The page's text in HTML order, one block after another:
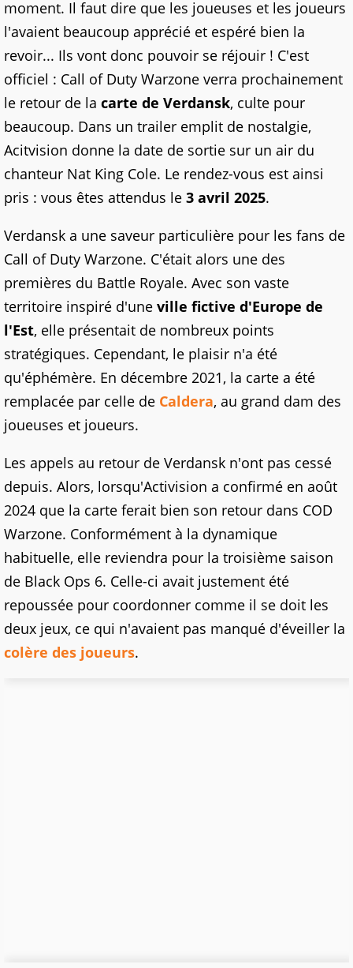
moment. Il faut dire que les joueuses et les joueurs
l'avaient beaucoup apprécié et espéré bien la
revoir... Ils vont donc pouvoir se réjouir ! C'est
officiel : Call of Duty Warzone verra prochainement
le retour de la carte de Verdansk, culte pour
beaucoup. Dans un trailer emplit de nostalgie,
Acitvision donne la date de sortie sur un air du
chanteur Nat King Cole. Le rendez-vous est ainsi
pris : vous êtes attendus le 3 avril 2025.
Verdansk a une saveur particulière pour les fans de
Call of Duty Warzone. C'était alors une des
premières du Battle Royale. Avec son vaste
territoire inspiré d'une ville fictive d'Europe de
l'Est, elle présentait de nombreux points
stratégiques. Cependant, le plaisir n'a été
qu'éphémère. En décembre 2021, la carte a été
remplacée par celle de Caldera, au grand dam des
joueuses et joueurs.
Les appels au retour de Verdansk n'ont pas cessé
depuis. Alors, lorsqu'Activision a confirmé en août
2024 que la carte ferait bien son retour dans COD
Warzone. Conformément à la dynamique
habituelle, elle reviendra pour la troisième saison
de Black Ops 6. Celle-ci avait justement été
repoussée pour coordonner comme il se doit les
deux jeux, ce qui n'avaient pas manqué d'éveiller la
colère des joueurs.